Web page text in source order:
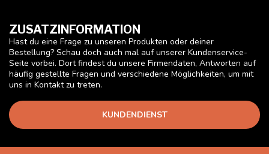
ZUSATZINFORMATION
Hast du eine Frage zu unseren Produkten oder deiner
Bestellung? Schau doch auch mal auf unserer Kundenservice-
Seite vorbei. Dort findest du unsere Firmendaten, Antworten auf
häufig gestellte Fragen und verschiedene Möglichkeiten, um mit
uns in Kontakt zu treten.
KUNDENDIENST